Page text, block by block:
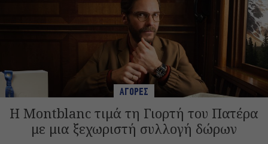
ΑΓΟΡΕΣ
Η Montblanc τιμά τη Γιορτή του Πατέρα
με μια ξεχωριστή συλλογή δώρων